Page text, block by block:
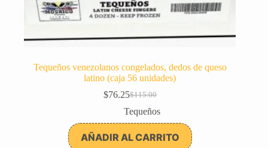
Tequeños venezolanos congelados, dedos de queso
latino (caja 56 unidades)
$115.00
El
precio
original
era:
$115.00.
$76.25El
precio
actual
es:
$76.25.
Tequeños
AÑADIR AL CARRITO